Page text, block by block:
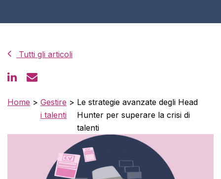
Tutti gli articoli
Home > Gestire
i talenti
> Le strategie avanzate degli Head
Hunter per superare la crisi di
talenti